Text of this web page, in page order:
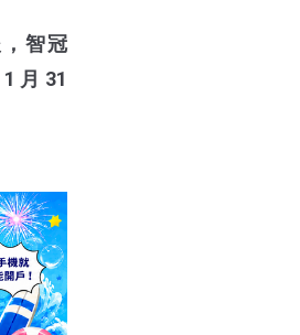
智冠
月 31